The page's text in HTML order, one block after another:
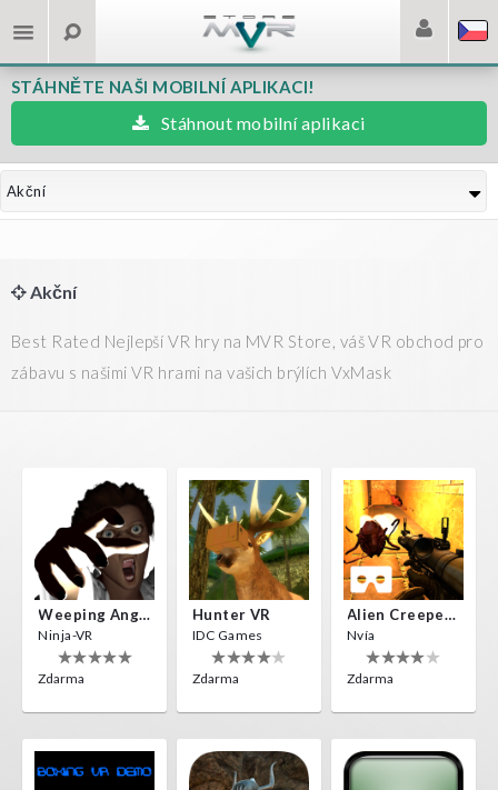
STÁHNĚTE NAŠI MOBILNÍ APLIKACI!
Stáhnout mobilní aplikaci
Akční
Akční
Best Rated Nejlepší VR hry na MVR Store, váš VR obchod pro
zábavu s našimi VR hrami na vašich brýlích VxMask
Weeping Angels VR
Ninja-VR
Zdarma
Hunter VR
IDC Games
Zdarma
Alien Creepers VR
Nvía
Zdarma